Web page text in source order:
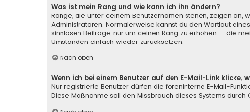
Was ist mein Rang und wie kann ich ihn ändern?
Ränge, die unter deinem Benutzernamen stehen, zeigen
Administratoren. Normalerweise kannst du den Wortlaut
sinnlosen Beiträge, nur um deinen Rang zu erhöhen — die
Umständen einfach wieder zurücksetzen.
Nach oben
Wenn ich bei einem Benutzer auf den E-Mail-Link klicke,
Nur registrierte Benutzer dürfen die foreninterne E-Mail-
Diese Maßnahme soll den Missbrauch dieses Systems durch